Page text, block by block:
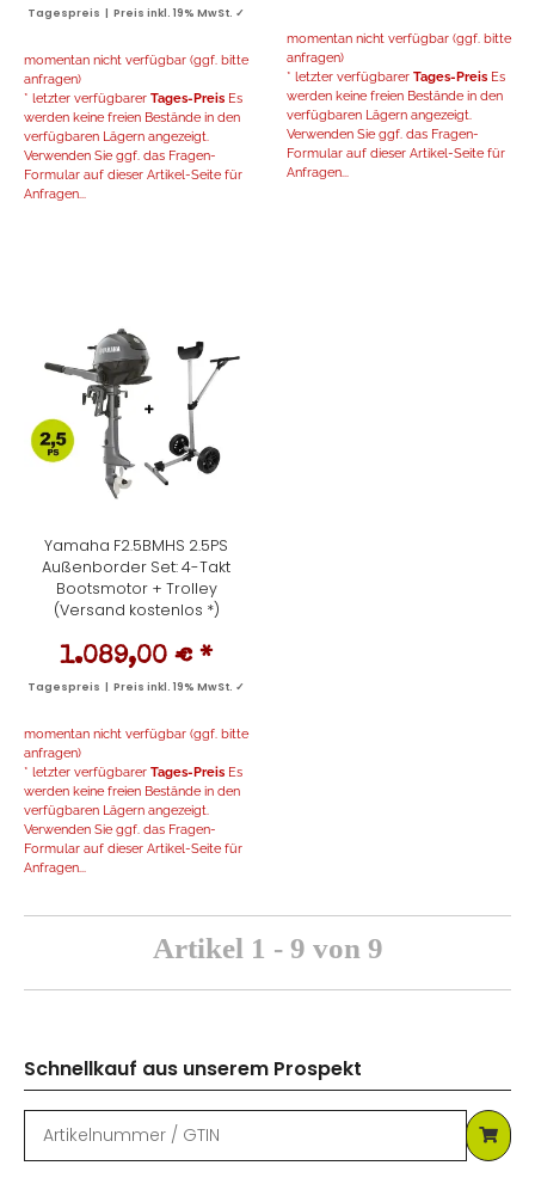
Tagespreis | Preis inkl. 19% MwSt. ✓
momentan nicht verfügbar (ggf. bitte
anfragen)
* letzter verfügbarer Tages-Preis Es
werden keine freien Bestände in den
verfügbaren Lägern angezeigt.
Verwenden Sie ggf. das Fragen-
Formular auf dieser Artikel-Seite für
Anfragen...
momentan nicht verfügbar (ggf. bitte
anfragen)
* letzter verfügbarer Tages-Preis Es
werden keine freien Bestände in den
verfügbaren Lägern angezeigt.
Verwenden Sie ggf. das Fragen-
Formular auf dieser Artikel-Seite für
Anfragen...
Yamaha F2.5BMHS 2.5PS
Außenborder Set: 4-Takt
Bootsmotor + Trolley
(Versand kostenlos *)
1.089,00 € *
Tagespreis | Preis inkl. 19% MwSt. ✓
momentan nicht verfügbar (ggf. bitte
anfragen)
* letzter verfügbarer Tages-Preis Es
werden keine freien Bestände in den
verfügbaren Lägern angezeigt.
Verwenden Sie ggf. das Fragen-
Formular auf dieser Artikel-Seite für
Anfragen...
Artikel 1 - 9 von 9
Schnellkauf aus unserem Prospekt